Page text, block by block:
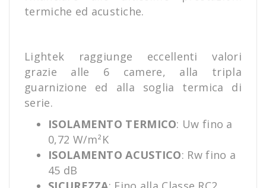
termiche ed acustiche.
Lightek raggiunge eccellenti valori
grazie alle 6 camere, alla tripla
guarnizione ed alla soglia termica di
serie.
ISOLAMENTO TERMICO: Uw fino a
0,72 W/m²K
ISOLAMENTO ACUSTICO: Rw fino a
45 dB